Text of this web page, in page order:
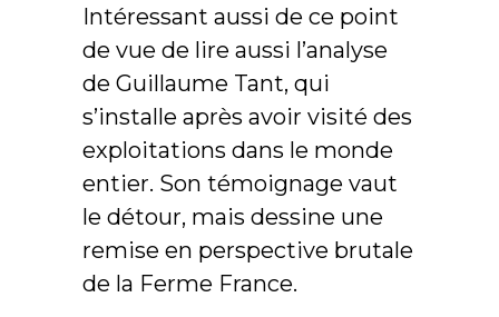
Intéressant aussi de ce point
de vue de lire aussi l’analyse
de Guillaume Tant, qui
s’installe après avoir visité des
exploitations dans le monde
entier. Son témoignage vaut
le détour, mais dessine une
remise en perspective brutale
de la Ferme France.